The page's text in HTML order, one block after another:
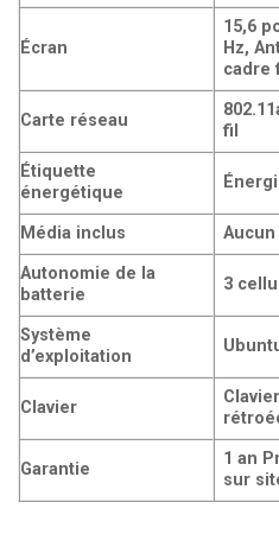
Écran
15,6
Hz,
cadre
Carte réseau
fil
Étiquette
énergétique
Média inclus
Aucun
Autonomie de la
batterie
3
Système
d’exploitation
Clavier
Garantie
1 an
sur